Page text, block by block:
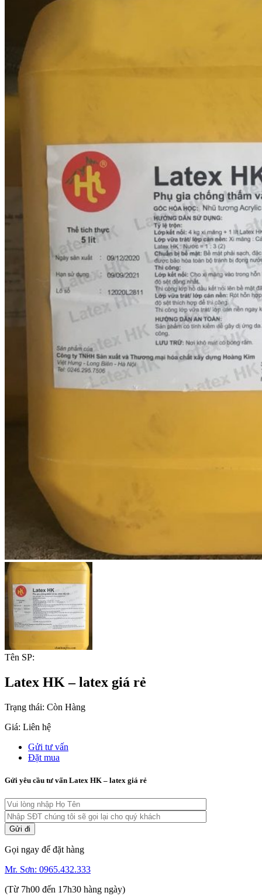
Tên SP:
Latex HK – latex giá rẻ
Trạng thái: Còn Hàng
Giá: Liên hệ
Gửi tư vấn
Đặt mua
Gửi yêu cầu tư vấn Latex HK – latex giá rẻ
Gọi ngay để đặt hàng
Mr. Sơn: 0965.432.333
(Từ 7h00 đến 17h30 hàng ngày)